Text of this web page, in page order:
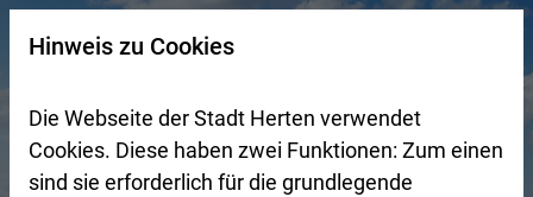
Zur Startseite (Schnelltaste 0)
Zum Seitenanfang springen (Schnelltaste A)
Zur Navigation/Menü springen (Schnelltaste M)
Zur Suche springen (Schnelltaste 8)
Zum Inhalt springen (Schnelltaste I)
Zum Fußbereich springen (Schnelltaste Z)
Suchseite mit Schnellsuche
Hinweis zu Cookies
Die Webseite der Stadt Herten verwendet
Cookies. Diese haben zwei Funktionen: Zum einen
sind sie erforderlich für die grundlegende